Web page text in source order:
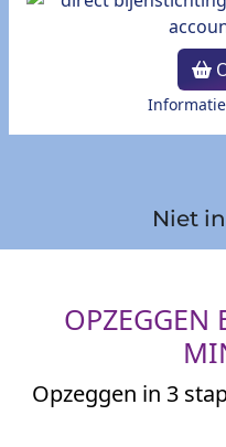
Niet
OPZEGGEN
Opzeggen in 3